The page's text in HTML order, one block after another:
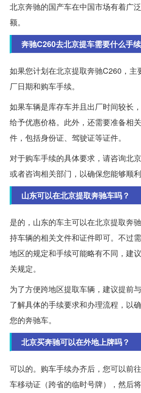
北京奔驰的国产车在中国市场有着广
额。
奔驰C260去北京提车需要什么手
如果您计划在北京提取奔驰C260，主
厂日期和购车手续。
如果车辆是库存车并且出厂时间较长
给予优惠价格。此外，还需要准备相
件，包括身份证、驾驶证等证件。
对于购车手续的具体要求，请咨询北
或者咨询相关部门，以确保您能够顺利
山东可以在北京提取奔驰车吗？
是的，山东的车主可以在北京提取奔
持车辆的相关文件和证件即可。不过
地区的规定和手续可能略有不同，建
关规定。
为了方便跨地区提取车辆，建议提前
了解具体的手续要求和办理流程，以
您的奔驰车。
北京买奔驰可以在外地上牌吗？
可以的。购车手续办齐后，您可以前
车移动证（跨省的临时号牌），然后